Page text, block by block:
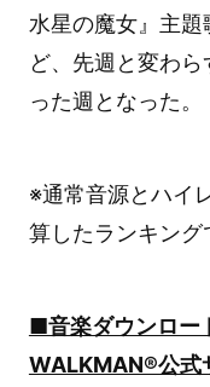
水星の魔女』主
ど、先週と変わ
った週となった。
※通常音源とハイ
算したランキング
■音楽ダウンロー
WALKMAN®公式